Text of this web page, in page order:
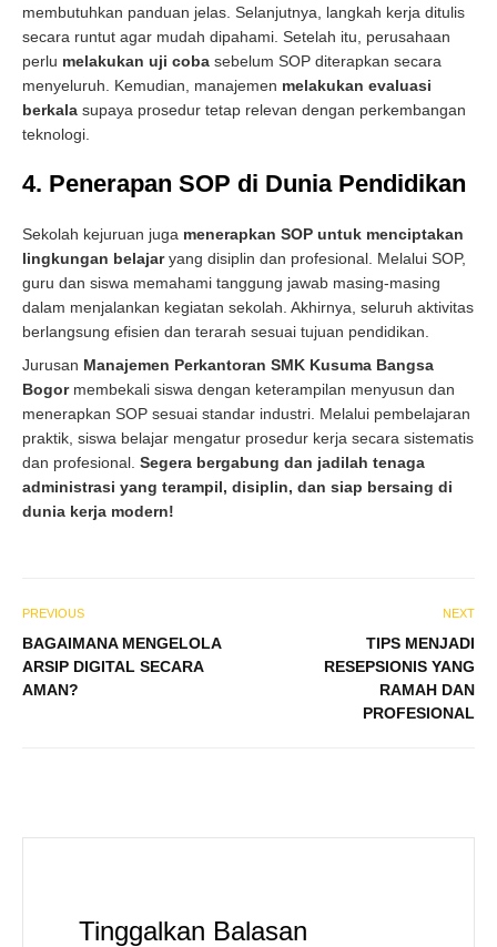
membutuhkan panduan jelas. Selanjutnya, langkah kerja ditulis
secara runtut agar mudah dipahami. Setelah itu, perusahaan
perlu melakukan uji coba sebelum SOP diterapkan secara
menyeluruh. Kemudian, manajemen melakukan evaluasi
berkala supaya prosedur tetap relevan dengan perkembangan
teknologi.
4. Penerapan SOP di Dunia Pendidikan
Sekolah kejuruan juga menerapkan SOP untuk menciptakan
lingkungan belajaryang disiplin dan profesional. Melalui SOP,
guru dan siswa memahami tanggung jawab masing-masing
dalam menjalankan kegiatan sekolah. Akhirnya, seluruh aktivitas
berlangsung efisien dan terarah sesuai tujuan pendidikan.
Jurusan Manajemen Perkantoran SMK Kusuma Bangsa
Bogormembekali siswa dengan keterampilan menyusun dan
menerapkan SOP sesuai standar industri. Melalui pembelajaran
praktik, siswa belajar mengatur prosedur kerja secara sistematis
dan profesional. Segera bergabung dan jadilah tenaga
administrasi yang terampil, disiplin, dan siap bersaing di
dunia kerja modern!
PREVIOUS
BAGAIMANA MENGELOLA
ARSIP DIGITAL SECARA
AMAN?
NEXT
TIPS MENJADI
RESEPSIONIS YANG
RAMAH DAN
PROFESIONAL
Tinggalkan Balasan